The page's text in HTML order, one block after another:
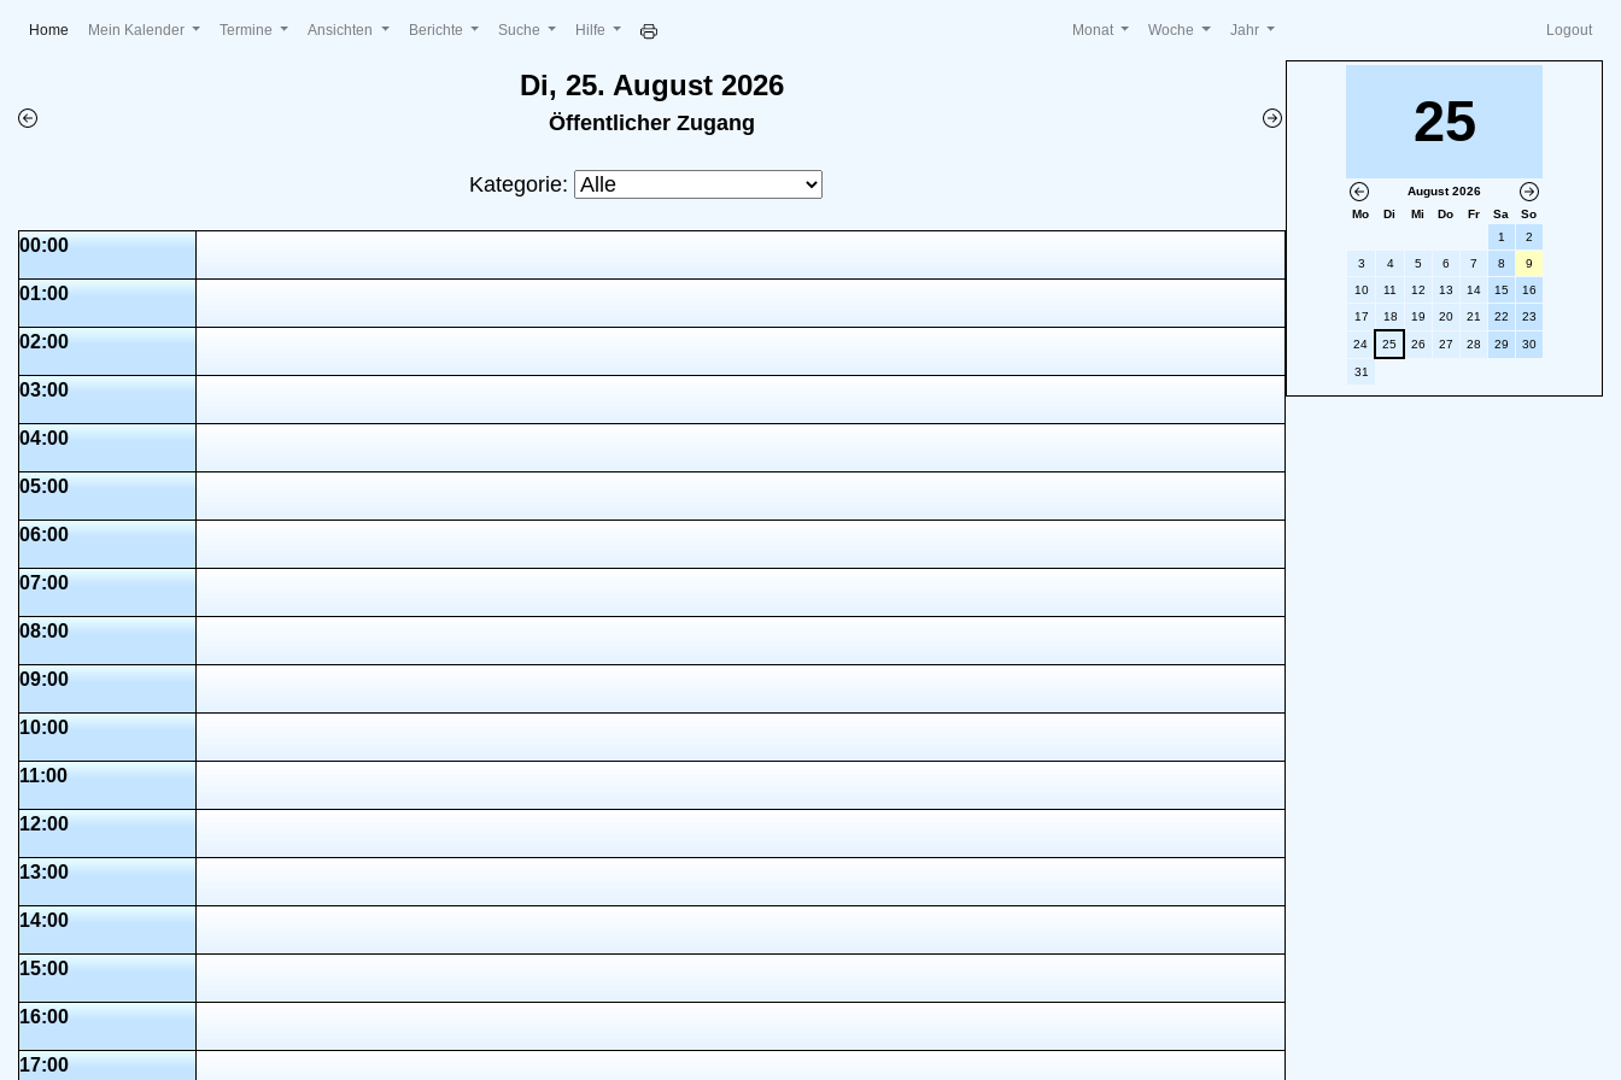
Home (current)
Mein Kalender Termine Ansichten Berichte Suche Hilfe Monat Woche Jahr Logout
Di, 25. August 2026
Öffentlicher Zugang
Kategorie:
25
August 2026
Mo
Di Mi Do Fr Sa
So
1
2
3
4 5 6 7 8
9
10
11 12 13 14 15
16
17
18 19 20 21 22 23
24 25 26 27 28 29 30
31
00:00
01:00
02:00
03:00
04:00
05:00
06:00
07:00
08:00
09:00
10:00
11:00
12:00
13:00
14:00
15:00
16:00
17:00